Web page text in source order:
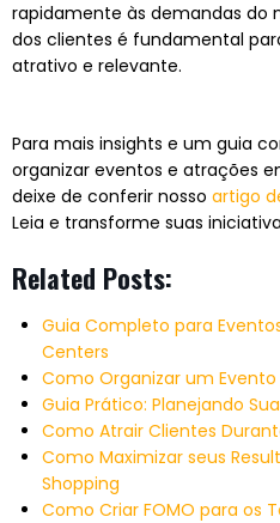
rapidamente às demandas do
dos clientes é fundamental
atrativo e relevante.
Para mais insights e um guia
organizar eventos e atrações
deixe de conferir nosso artigo
Leia e transforme suas
Related Posts:
Guia Completo para
Centers
Como Organizar um
Guia Prático: Planejando
Como Atrair Clientes
Como Maximizar seus
Shopping
Como Criar FOMO para os